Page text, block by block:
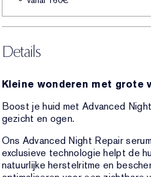
Details
Kleine wonderen met grote
Boost je huid met Advanced
gezicht en ogen.
Ons Advanced Night Repair
exclusieve technologie helpt de
natuurlijke herstelritme en